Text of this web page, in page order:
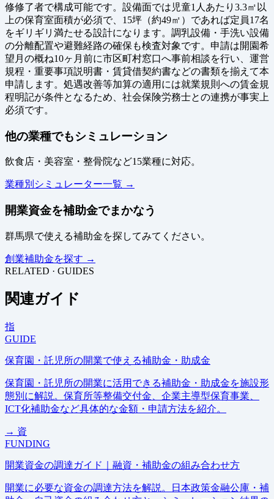
修修了者で構成可能です。設備面では児童1人あたり3.3㎡以
上の保育室面積が必須で、15坪（約49㎡）であれば定員17名
をギリギリ満たせる設計になります。調乳設備・手洗い設備
の分離配置や避難経路の確保も検査対象です。申請は開園希
望月の概ね10ヶ月前に市区町村窓口へ事前相談を行い、運営
規程・重要事項説明書・賃貸借契約書などの書類を揃えて本
申請します。処遇改善等加算の適用には就業規則への賃金規
程明記が条件となるため、社会保険労務士との連携が事実上
必須です。
他の業種でもシミュレーション
飲食店・美容室・整骨院など15業種に対応。
業種別シミュレーター一覧 →
開業資金を補助金でまかなう
群馬県で使える補助金を探してみてください。
創業補助金を探す →
RELATED · GUIDES
関連ガイド
指
GUIDE
保育園・託児所の開業で使える補助金・助成金
保育園・託児所の開業に活用できる補助金・助成金を施設形
態別に解説。保育所等整備交付金、企業主導型保育事業、
ICT化補助金など具体的な金額・申請方法を紹介。
→ 資
FUNDING
開業資金の調達ガイド｜融資・補助金の組み合わせ方
開業に必要な資金の調達方法を解説。日本政策金融公庫・補